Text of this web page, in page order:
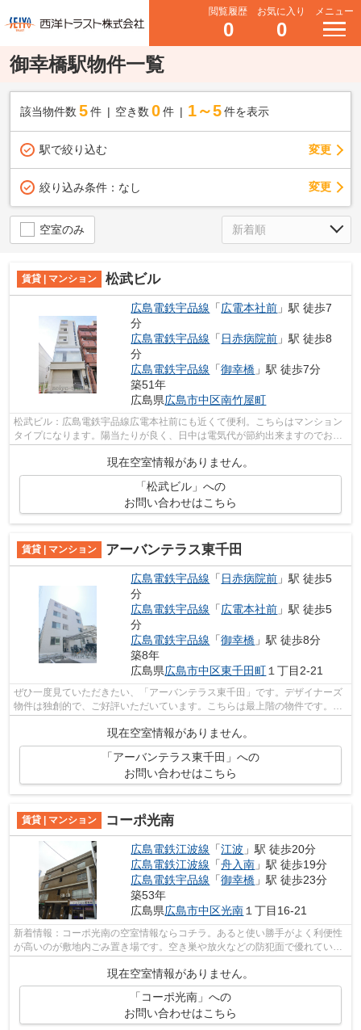
閲覧履歴
0
お気に入り
0
メニュー
御幸橋駅物件一覧
該当物件数 5件 空き数 0 件 1～5 件を表示
駅で絞り込む 変更
絞り込み条件： なし 変更
空室のみ
賃貸 | マンション 松武ビル
広島電鉄宇品線 「広電本社前 」駅 徒歩7
分
広島電鉄宇品線 「 日赤病院前 」駅 徒歩8
分
広島電鉄宇品線 「御幸橋 」駅 徒歩7分
築51年
広島県広島市中区南竹屋町
松武ビル：広島電鉄宇品線広電本社前にも近くて便利。こちらはマンション
タイプになります。陽当たりが良く、日中は電気代が節約出来ますのでおす
現在空室情報がありません。
「松武ビル」への
お問い合わせはこちら
賃貸 | マンション アーバンテラス東千田
広島電鉄宇品線 「 日赤病院前 」駅 徒歩5
分
広島電鉄宇品線 「広電本社前 」駅 徒歩5
分
広島電鉄宇品線 「御幸橋 」駅 徒歩8分
築8年
広島県広島市中区東千田町 １丁目2-21
ぜひ一度見ていただきたい、「アーバンテラス東千田」です。デザイナーズ
物件は独創的で、ご好評いただいています。こちらは最上階の物件です。造
りとデザインに関して、自信をもって...
現在空室情報がありません。
「アーバンテラス東千田」への
お問い合わせはこちら
賃貸 | マンション コーポ光南
広島電鉄江波線 「江波 」駅 徒歩20分
広島電鉄江波線 「舟入南 」駅 徒歩19分
広島電鉄宇品線 「御幸橋 」駅 徒歩23分
築53年
広島県広島市中区光南 １丁目16-21
新着情報：コーポ光南の空室情報ならコチラ。あると使い勝手がよく利便性
が高いのが敷地内ごみ置き場です。空き巣や放火などの防犯面で優れている
マンションタイプの物件です。2駅利用...
現在空室情報がありません。
「コーポ光南」への
お問い合わせはこちら